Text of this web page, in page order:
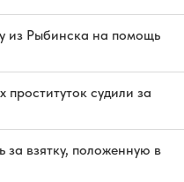
из Рыбинска на помощь
судили за
за взятку, положенную в